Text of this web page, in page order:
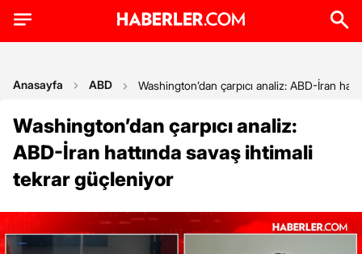
Anasayfa ABD Washington’dan çarpıcı analiz: ABD-İran
Washington’dan çarpıcı analiz:
ABD-İran hattında savaş ihtimali
tekrar güçleniyor